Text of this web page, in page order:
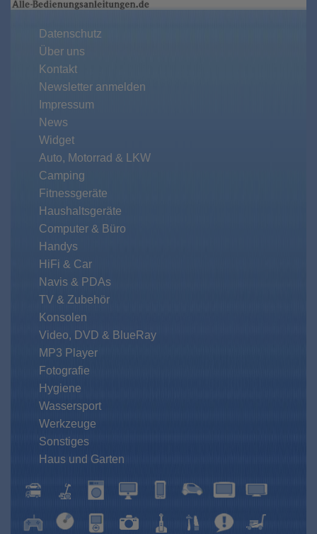
Datenschutz
Über uns
Kontakt
Newsletter anmelden
Impressum
News
Widget
Auto, Motorrad & LKW
Camping
Fitnessgeräte
Haushaltsgeräte
Computer & Büro
Handys
HiFi & Car
Navis & PDAs
TV & Zubehör
Konsolen
Video, DVD & BlueRay
MP3 Player
Fotografie
Hygiene
Wassersport
Werkzeuge
Sonstiges
Haus und Garten